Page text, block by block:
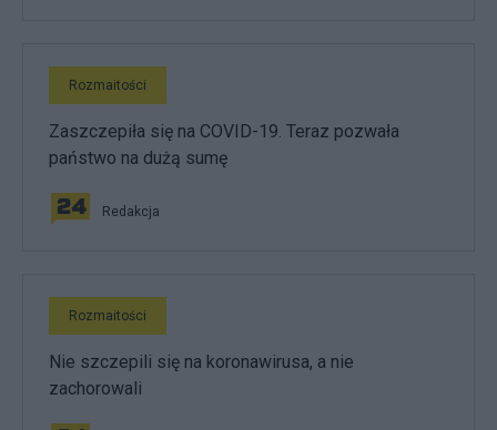
Rozmaitości
Zaszczepiła się na COVID-19. Teraz pozwała
państwo na dużą sumę
Redakcja
Rozmaitości
Nie szczepili się na koronawirusa, a nie
zachorowali